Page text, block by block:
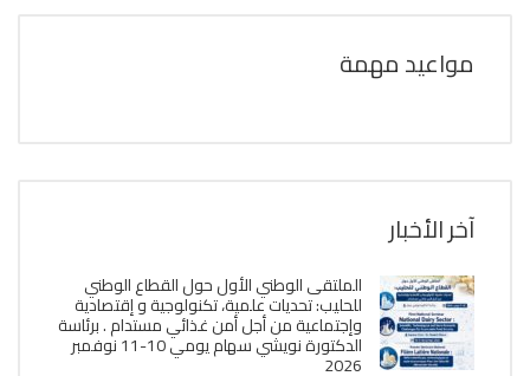
مواعيد مهمة
آخر الأخبار
الملتقى الوطني الأول حول القطاع الوطني
للحليب: تحديات علمية، تكنولوجية و إقتصادية
وإجتماعية من أجل أمن غذائي مستدام . برئاسة
الدكتورة نويشي سهام يومي 10-11 نوفمبر
2026